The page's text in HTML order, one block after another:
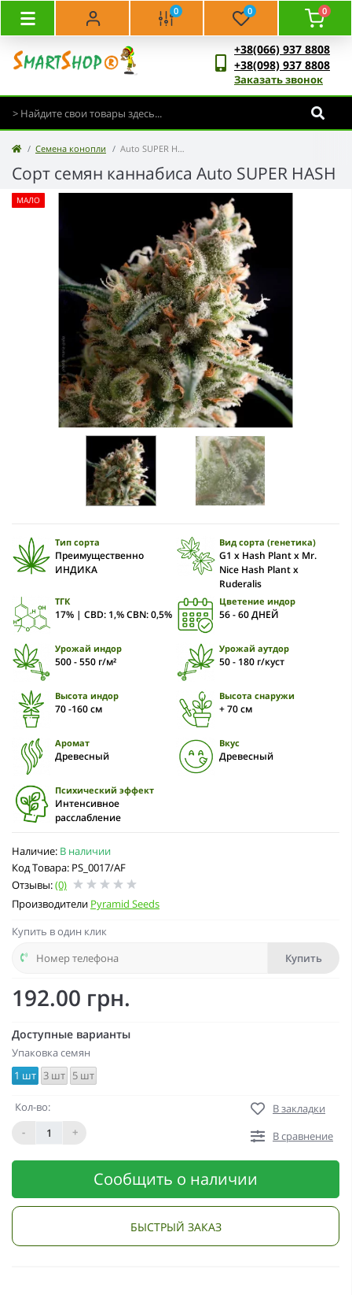
0 0 0
+38(066) 937 8808
+38(098) 937 8808
Заказать звонок
Семена конопли Auto SUPER HASH
Сорт семян каннабиса Auto SUPER HASH
Наличие: В наличии
Код Товара: PS_0017/AF
Отзывы:(0)
Производители Pyramid Seeds
МАЛО
Тип сорта
Преимущественно
ИНДИКА
Вид сорта (генетика)
G1 x Hash Plant x Mr.
Nice Hash Plant x
Ruderalis
ТГК
17% | CBD: 1,% CBN: 0,5%
Цветение индор
56 - 60 ДНЕЙ
Урожай индор
500 - 550 г/м²
Урожай аутдор
50 - 180 г/куст
Высота индор
70 -160 см
Высота снаружи
+ 70 см
Аромат
Древесный
Вкус
Древесный
Психический эффект
Интенсивное
расслабление
Купить в один клик
Купить
192.00 грн.
Доступные варианты
Упаковка семян
1 шт 3 шт 5 шт
Кол-во:
-
+
В закладки
В сравнение
Сообщить о наличии
БЫСТРЫЙ ЗАКАЗ